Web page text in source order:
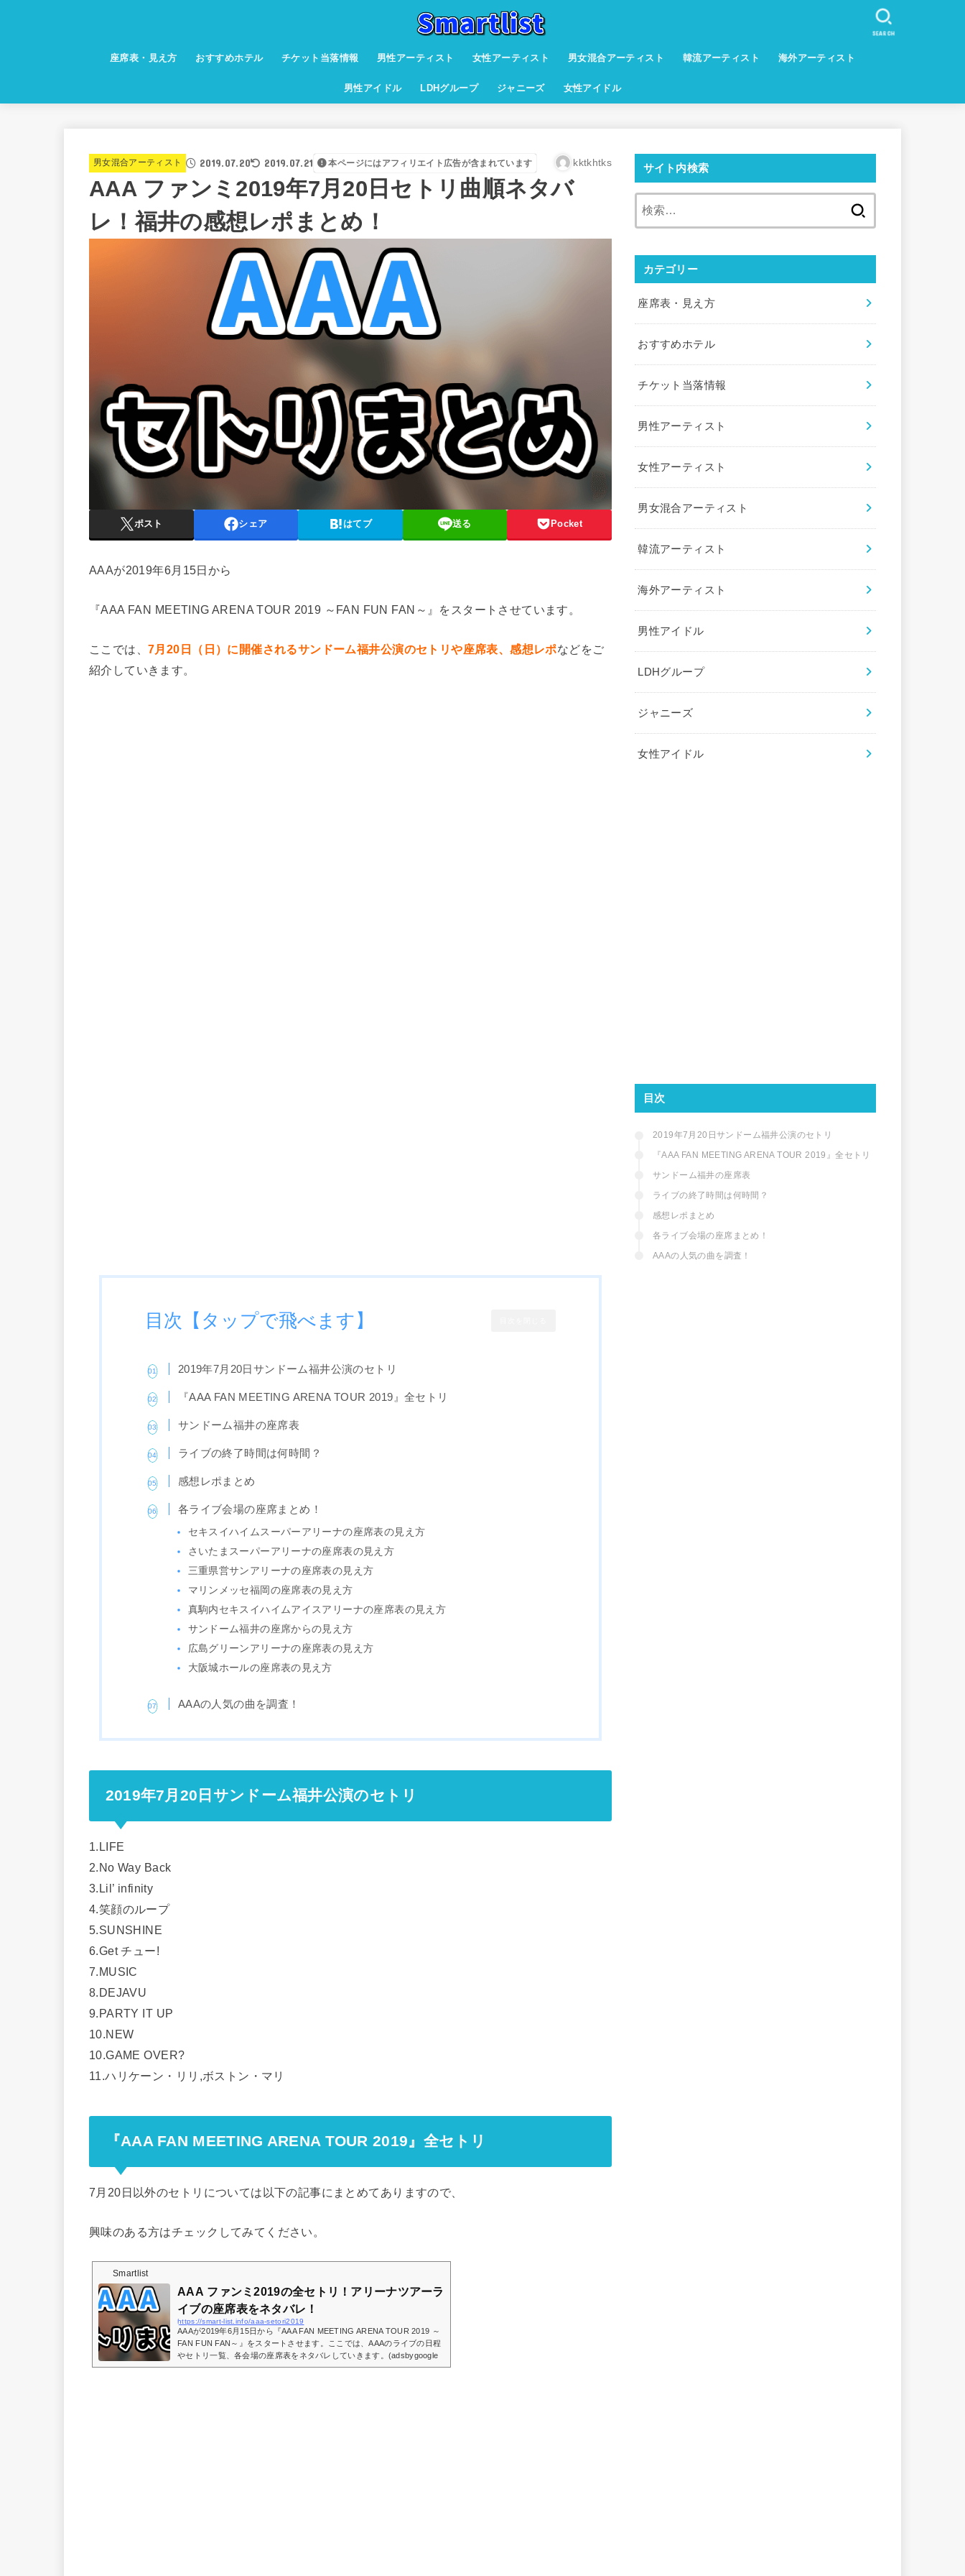
座席表・見え方 おすすめホテル チケット当落情報 男性アーティスト 女性アーティスト 男女混合アーティスト 韓流アーティスト 海外アーティスト
男性アイドル LDHグループ ジャニーズ 女性アイドル
SEARCH
男女混合アーティスト 2019.07.20 2019.07.21 本ページにはアフィリエイト広告が含まれています kktkhtks
AAA ファンミ2019年7月20日セトリ曲順ネタバ
レ！福井の感想レポまとめ！
ポスト シェア はてブ 送る Pocket
AAAが2019年6月15日から
『AAA FAN MEETING ARENA TOUR 2019 ～FAN FUN FAN～』をスタートさせています。
ここでは、7月20日（日）に開催されるサンドーム福井公演のセトリや座席表、感想レポなどをご
紹介していきます。
目次【タップで飛べます】
2019年7月20日サンドーム福井公演のセトリ
『AAA FAN MEETING ARENA TOUR 2019』全セトリ
サンドーム福井の座席表
ライブの終了時間は何時間？
感想レポまとめ
各ライブ会場の座席まとめ！
セキスイハイムスーパーアリーナの座席表の見え方
さいたまスーパーアリーナの座席表の見え方
三重県営サンアリーナの座席表の見え方
マリンメッセ福岡の座席表の見え方
真駒内セキスイハイムアイスアリーナの座席表の見え方
サンドーム福井の座席からの見え方
広島グリーンアリーナの座席表の見え方
大阪城ホールの座席表の見え方
AAAの人気の曲を調査！
2019年7月20日サンドーム福井公演のセトリ
1.LIFE
2.No Way Back
3.Lil’ infinity
4.笑顔のループ
5.SUNSHINE
6.Get チュー!
7.MUSIC
8.DEJAVU
9.PARTY IT UP
10.NEW
10.GAME OVER?
11.ハリケーン・リリ,ボストン・マリ
『AAA FAN MEETING ARENA TOUR 2019』全セトリ
7月20日以外のセトリについては以下の記事にまとめてありますので、
興味のある方はチェックしてみてください。
Smartlist
AAA ファンミ2019の全セトリ！アリーナツアーラ
イブの座席表をネタバレ！
https://smart-list.info/aaa-setori2019
AAAが2019年6月15日から『AAA FAN MEETING ARENA TOUR 2019 ～
FAN FUN FAN～』をスタートさせます。ここでは、AAAのライブの日程
やセトリ一覧、各会場の座席表をネタバレしていきます。(adsbygoogle
= window.adsbygoogle || ).push({});(adsbygoogle = window.adsbygoogle
サイト内検索
カテゴリー
座席表・見え方
おすすめホテル
チケット当落情報
男性アーティスト
女性アーティスト
男女混合アーティスト
韓流アーティスト
海外アーティスト
男性アイドル
LDHグループ
ジャニーズ
女性アイドル
目次
2019年7月20日サンドーム福井公演のセトリ
『AAA FAN MEETING ARENA TOUR 2019』全セトリ
サンドーム福井の座席表
ライブの終了時間は何時間？
感想レポまとめ
各ライブ会場の座席まとめ！
AAAの人気の曲を調査！